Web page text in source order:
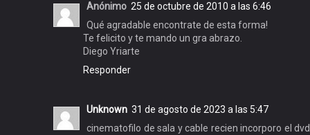
Anónimo 25 de octubre de 2010 a las 6:46
Qué agradable encontrate de esta forma!
Te felicito y te mando un gra abrazo.
Diego Yriarte
Responder
Unknown 31 de agosto de 2023 a las 5:47
cinematofilo de sala y cable recien incorporo el